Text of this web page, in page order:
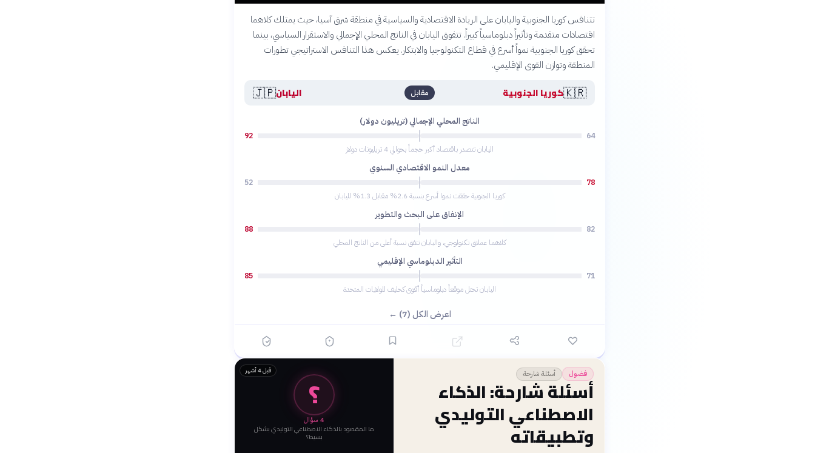
تتنافس كوريا الجنوبية واليابان على الريادة الاقتصادية والسياسية في منطقة شرق آسيا، حيث يمتلك كلاهما
اقتصادات متقدمة وتأثيراً دبلوماسياً كبيراً. تتفوق اليابان في الناتج المحلي الإجمالي والاستقرار السياسي، بينما
تحقق كوريا الجنوبية نمواً أسرع في قطاع التكنولوجيا والابتكار. يعكس هذا التنافس الاستراتيجي تطورات
المنطقة وتوازن القوى الإقليمي.
🇰🇷كوريا الجنوبية مقابل اليابان🇯🇵
الناتج المحلي الإجمالي (تريليون دولار)
64
92
اليابان تتصدر باقتصاد أكبر حجماً بحوالي 4 تريليونات دولار
معدل النمو الاقتصادي السنوي
78
52
كوريا الجنوبية حققت نموا أسرع بنسبة 2.6% مقابل 1.3% لليابان
الإنفاق على البحث والتطوير
82
88
كلاهما عملاق تكنولوجي، واليابان تنفق نسبة أعلى من الناتج المحلي
التأثير الدبلوماسي الإقليمي
71
85
اليابان تحتل موقعاً دبلوماسياً أقوى كحليف للولايات المتحدة
اعرض الكل (7) ←
فضول أسئلة شارحة
أسئلة شارحة: الذكاء
الاصطناعي التوليدي
وتطبيقاته
قبل 4 أشهر
؟
4سؤال
ما المقصود بالذكاء الاصطناعي التوليدي بشكل
بسيط؟